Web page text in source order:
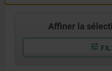
Affiner la